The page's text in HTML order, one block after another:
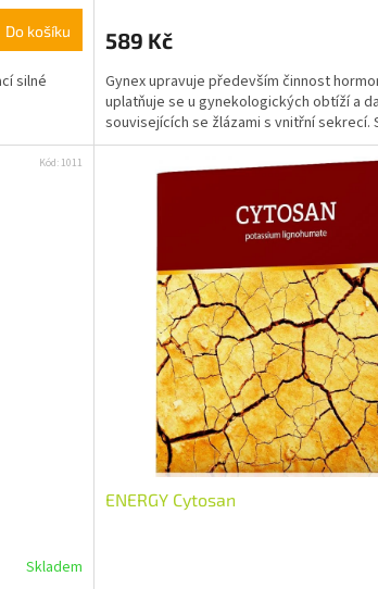
Do košíku
silné
589 Kč
Gynex upravuje především činnost
uplatňuje se u gynekologických obtíží a
souvisejících se žlázami s vnitřní sekrecí.
Skladem
Kód: 1011
ENERGY Cytosan